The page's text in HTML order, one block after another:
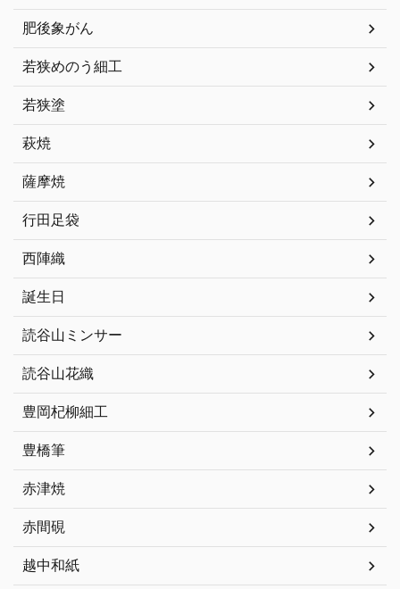
肥後象がん
若狭めのう細工
若狭塗
萩焼
薩摩焼
行田足袋
西陣織
誕生日
読谷山ミンサー
読谷山花織
豊岡杞柳細工
豊橋筆
赤津焼
赤間硯
越中和紙